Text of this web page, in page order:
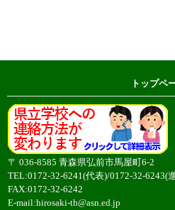
トップペ
〒 036-8585 青森県弘前市馬屋町6-2
TEL:0172-32-6241(代表)/0172-32-6243(
FAX:0172-32-6242
E-mail:hirosaki-th@asn.ed.jp